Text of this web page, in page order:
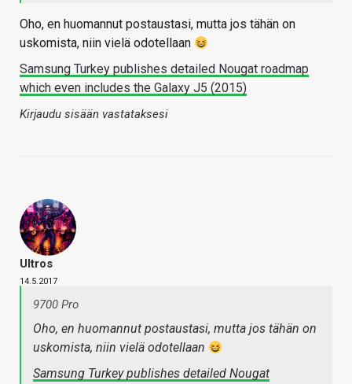
Oho, en huomannut postaustasi, mutta jos tähän on
uskomista, niin vielä odotellaan
Samsung Turkey publishes detailed Nougat roadmap
which even includes the Galaxy J5 (2015)
Kirjaudu sisään vastataksesi
Ultros
14.5.2017
9700 Pro
Oho, en huomannut postaustasi, mutta jos tähän on
uskomista, niin vielä odotellaan
Samsung Turkey publishes detailed Nougat